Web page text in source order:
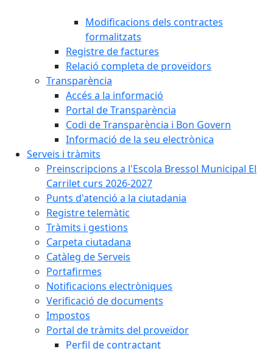
Modificacions dels contractes
formalitzats
Registre de factures
Relació completa de proveïdors
Transparència
Accés a la informació
Portal de Transparència
Codi de Transparència i Bon Govern
Informació de la seu electrònica
Serveis i tràmits
Preinscripcions a l'Escola Bressol Municipal El
Carrilet curs 2026-2027
Punts d'atenció a la ciutadania
Registre telemàtic
Tràmits i gestions
Carpeta ciutadana
Catàleg de Serveis
Portafirmes
Notificacions electròniques
Verificació de documents
Impostos
Portal de tràmits del proveïdor
Perfil de contractant